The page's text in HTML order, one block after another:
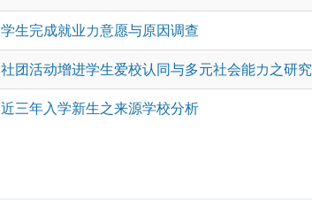
学生完成就业力意愿与原因调查
社团活动增进学生爱校认同与多元社会能力之研究
近三年入学新生之来源学校分析